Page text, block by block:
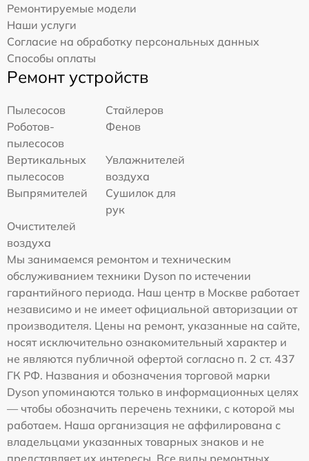
Ремонтируемые модели
Наши услуги
Согласие на обработку персональных данных
Способы оплаты
Ремонт устройств
Пылесосов
Стайлеров
Роботов-
пылесосов
Фенов
Вертикальных
пылесосов
Увлажнителей
воздуха
Выпрямителей
Сушилок для
рук
Очистителей
воздуха
Мы занимаемся ремонтом и техническим
обслуживанием техники Dyson по истечении
гарантийного периода. Наш центр в Москве работает
независимо и не имеет официальной авторизации от
производителя. Цены на ремонт, указанные на сайте,
носят исключительно ознакомительный характер и
не являются публичной офертой согласно п. 2 ст. 437
ГК РФ. Названия и обозначения торговой марки
Dyson упоминаются только в информационных целях
— чтобы обозначить перечень техники, с которой мы
работаем. Наша организация не аффилирована с
владельцами указанных товарных знаков и не